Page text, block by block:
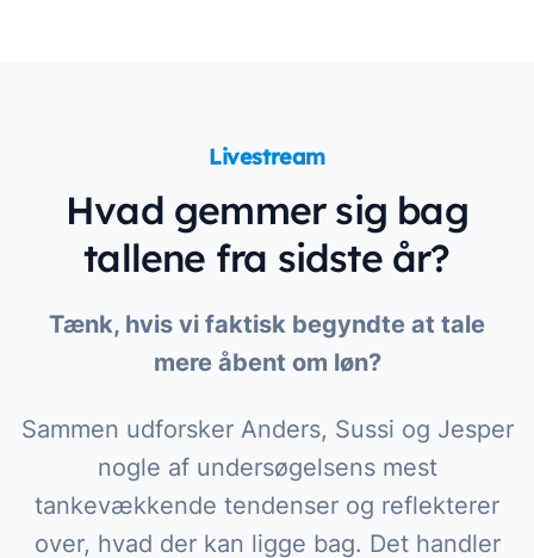
Livestream
Hvad gemmer sig bag
tallene fra sidste år?
Tænk, hvis vi faktisk begyndte at tale
mere åbent om løn?
Sammen udforsker Anders, Sussi og Jesper
nogle af undersøgelsens mest
tankevækkende tendenser og reflekterer
over, hvad der kan ligge bag. Det handler